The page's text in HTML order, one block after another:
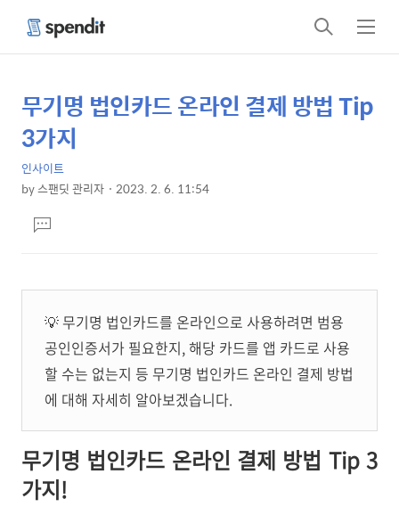
검
색
메
뉴
상
세
컨
텐
본
문
제
목
무기명 법인카드 온라인 결제 방법 Tip
3가지
인사이트
by스팬딧 관리자 2023. 2. 6. 11:54
문댓
글
💡 무기명 법인카드를 온라인으로 사용하려면 범용
공인인증서가 필요한지, 해당 카드를 앱 카드로 사용
할 수는 없는지 등 무기명 법인카드 온라인 결제 방법
에 대해 자세히 알아보겠습니다.
무기명 법인카드 온라인 결제 방법 Tip 3
가지!